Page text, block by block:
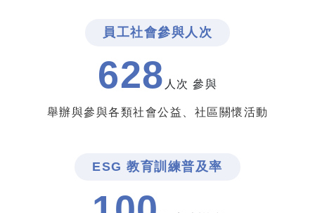
員工社會參與人次
628 人次 參與
舉辦與參與各類社會公益、社區關懷活動
ESG 教育訓練普及率